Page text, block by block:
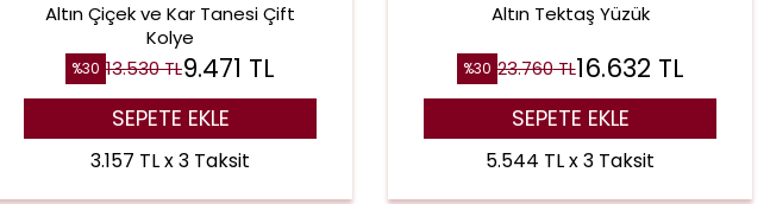
Altın Çiçek ve Kar Tanesi Çift
Kolye
%30 13.530TL9.471 TL
SEPETE EKLE
3.157 TL x 3 Taksit
Altın Tektaş Yüzük
%30 23.760TL16.632 TL
SEPETE EKLE
5.544 TL x 3 Taksit